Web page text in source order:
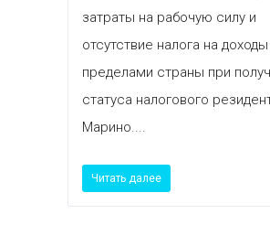
затраты на рабочую силу и
отсутствие налога на
пределами страны при
статуса налогового
Марино....
Читать далее